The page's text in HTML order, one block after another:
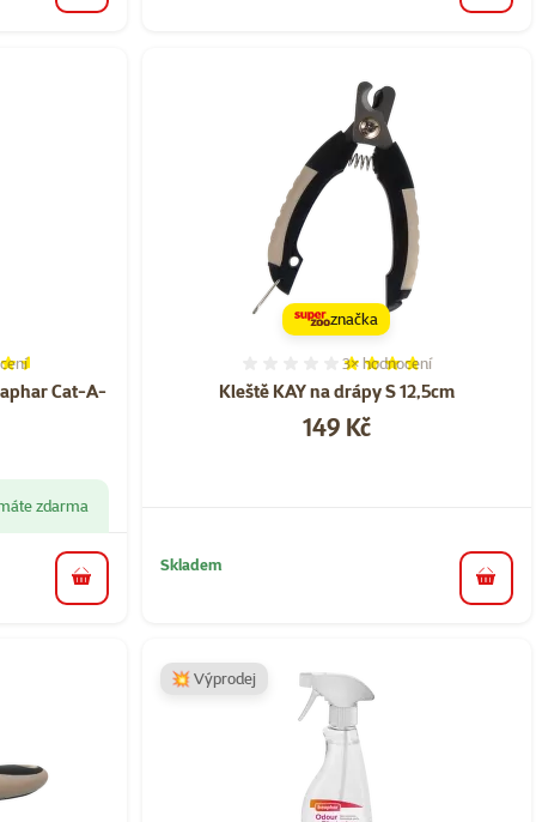
Cat-A-
90%, počet hodnocení: 2
zdarma
do košíku
Kleště KAY na drápy S 12,5cm
Hodnocení 73%, počet
3× hodnocení
Cena
149 Kč
značka
Skladem
do
💥 Výprodej